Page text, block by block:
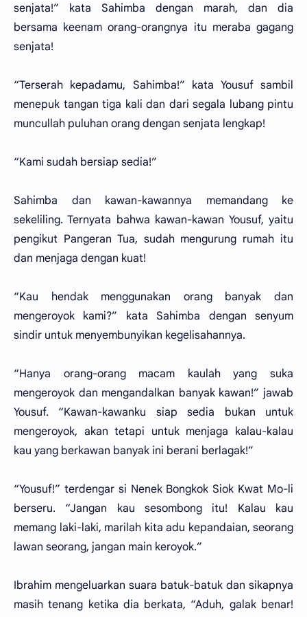
senjata!” kata Sahimba dengan marah, dan dia
bersama keenam orang-orangnya itu meraba gagang
senjata!
“Terserah kepadamu, Sahimba!” kata Yousuf sambil
menepuk tangan tiga kali dan dari segala lubang pintu
muncullah puluhan orang dengan senjata lengkap!
“Kami sudah bersiap sedia!”
Sahimba dan kawan-kawannya memandang ke
sekeliling. Ternyata bahwa kawan-kawan Yousuf, yaitu
pengikut Pangeran Tua, sudah mengurung rumah itu
dan menjaga dengan kuat!
“Kau hendak menggunakan orang banyak dan
mengeroyok kami?” kata Sahimba dengan senyum
sindir untuk menyembunyikan kegelisahannya.
“Hanya orang-orang macam kaulah yang suka
mengeroyok dan mengandalkan banyak kawan!” jawab
Yousuf. “Kawan-kawanku siap sedia bukan untuk
mengeroyok, akan tetapi untuk menjaga kalau-kalau
kau yang berkawan banyak ini berani berlagak!”
“Yousuf!” terdengar si Nenek Bongkok Siok Kwat Mo-li
berseru. “Jangan kau sesombong itu! Kalau kau
memang laki-laki, marilah kita adu kepandaian, seorang
lawan seorang, jangan main keroyok.”
Ibrahim mengeluarkan suara batuk-batuk dan sikapnya
masih tenang ketika dia berkata, “Aduh, galak benar!